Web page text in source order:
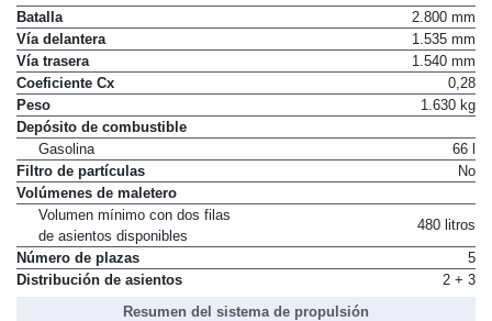
Batalla
2.800 mm
Vía delantera
1.535 mm
Vía trasera
1.540 mm
Coeficiente Cx
0,28
Peso
1.630 kg
Depósito de combustible
Gasolina
66 l
Filtro de partículas
No
Volúmenes de maletero
Volumen mínimo con dos filas
de asientos disponibles
480 litros
Número de plazas
5
Distribución de asientos
2 + 3
Resumen del sistema de propulsión